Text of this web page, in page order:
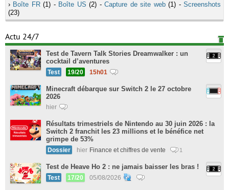
› Boîte FR(1) - Boîte US (2) -Capture de site web(1) -Screenshots
(23)
Actu 24/7
Test de Tavern Talk Stories Dreamwalker : un
cocktail d’aventures
Test 19/20 15h01
Minecraft débarque sur Switch 2 le 27 octobre
2026
hier
Résultats trimestriels de Nintendo au 30 juin 2026 : la
Switch 2 franchit les 23 millions et le bénéfice net
grimpe de 53%
Dossier hier Finance et chiffres de vente 1
Test de Heave Ho 2 : ne jamais baisser les bras !
Test 17/20 05/08/2026